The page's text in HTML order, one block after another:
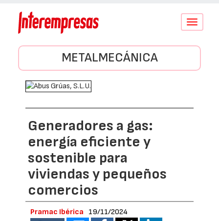
Conmutar
METALMECÁNICA
Generadores a gas:
energía eficiente y
sostenible para
viviendas y pequeños
comercios
Pramac Ibérica 19/11/2024